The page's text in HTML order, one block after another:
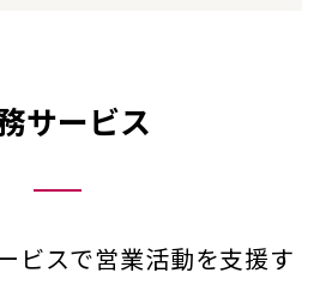
サービス
ビスで営業活動を支援す